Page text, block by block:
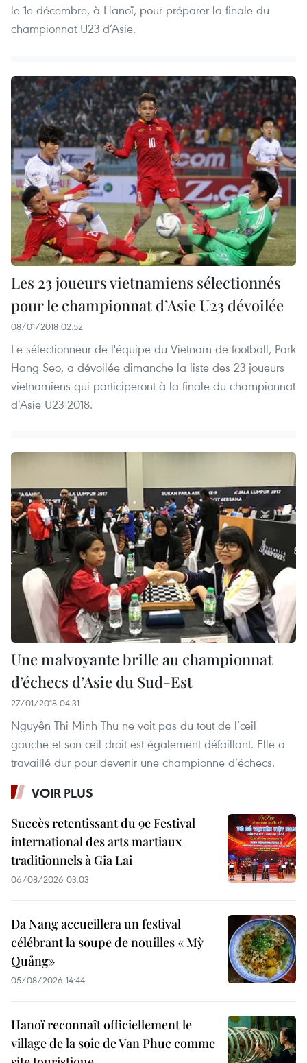
le 1e décembre, à Hanoï, pour préparer la finale du
championnat U23 d’Asie.
Les 23 joueurs vietnamiens sélectionnés
pour le championnat d’Asie U23 dévoilée
08/01/2018 02:52
Le sélectionneur de l'équipe du Vietnam de football, Park
Hang Seo, a dévoilée dimanche la liste des 23 joueurs
vietnamiens qui participeront à la finale du championnat
d’Asie U23 2018.
Une malvoyante brille au championnat
d’échecs d’Asie du Sud-Est
27/01/2018 04:31
Nguyên Thi Minh Thu ne voit pas du tout de l’œil
gauche et son œil droit est également défaillant. Elle a
travaillé dur pour devenir une championne d’échecs.
VOIR PLUS
Succès retentissant du 9e Festival
international des arts martiaux
traditionnels à Gia Lai
06/08/2026 03:03
Da Nang accueillera un festival
célébrant la soupe de nouilles « Mỳ
Quảng»
05/08/2026 14:44
Hanoï reconnaît officiellement le
village de la soie de Van Phuc comme